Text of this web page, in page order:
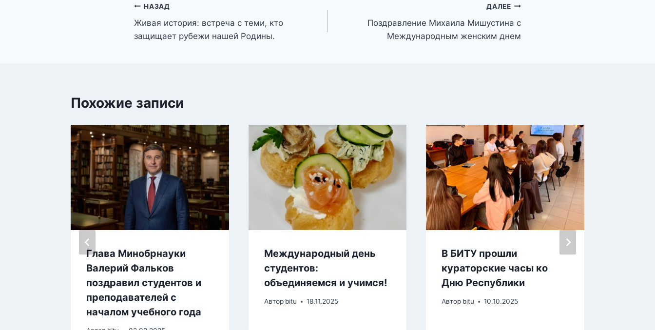
Навигация
по
НАЗАД
Живая история: встреча с теми, кто
защищает рубежи нашей Родины.
ДАЛЕЕ
Поздравление Михаила Мишустина с
Международным женским днем
Похожие записи
Глава Минобрнауки
Валерий Фальков
поздравил студентов и
преподавателей с
началом учебного года
Международный день
студентов:
объединяемся и учимся!
Автор bitu 18.11.2025
В БИТУ прошли
кураторские часы ко
Дню Республики
Автор bitu 10.10.2025